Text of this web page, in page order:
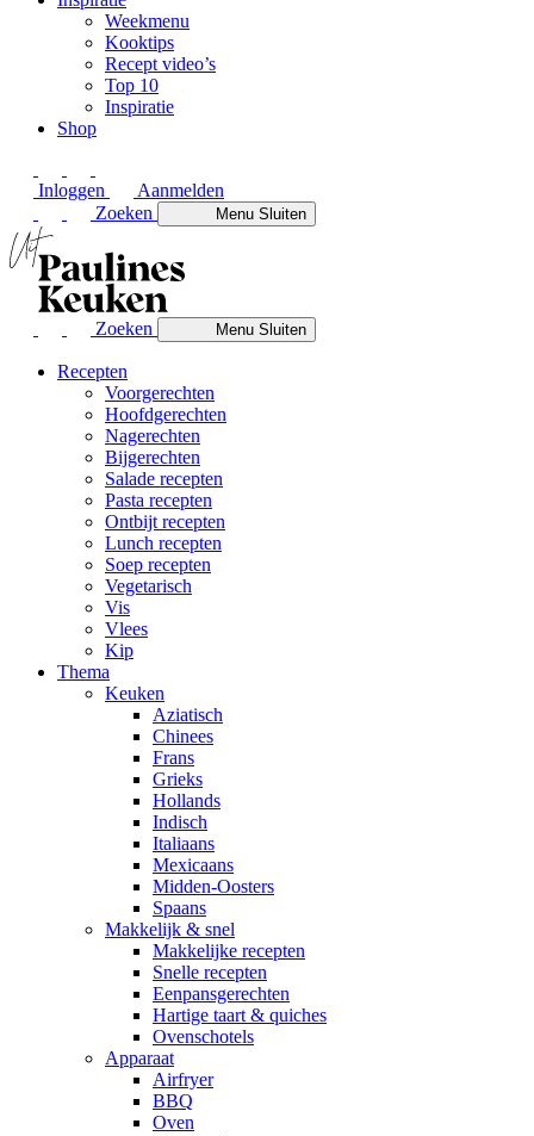
Weekmenu
Kooktips
Recept video’s
Top 10
Inspiratie
Shop
Inloggen
Aanmelden
Zoeken
MenuSluiten
Zoeken MenuSluiten
Recepten
Voorgerechten
Hoofdgerechten
Nagerechten
Bijgerechten
Salade recepten
Pasta recepten
Ontbijt recepten
Lunch recepten
Soep recepten
Vegetarisch
Vis
Vlees
Kip
Thema
Keuken
Aziatisch
Chinees
Frans
Grieks
Hollands
Indisch
Italiaans
Mexicaans
Midden-Oosters
Spaans
Makkelijk & snel
Makkelijke recepten
Snelle recepten
Eenpansgerechten
Hartige taart & quiches
Ovenschotels
Apparaat
Airfryer
BBQ
Oven